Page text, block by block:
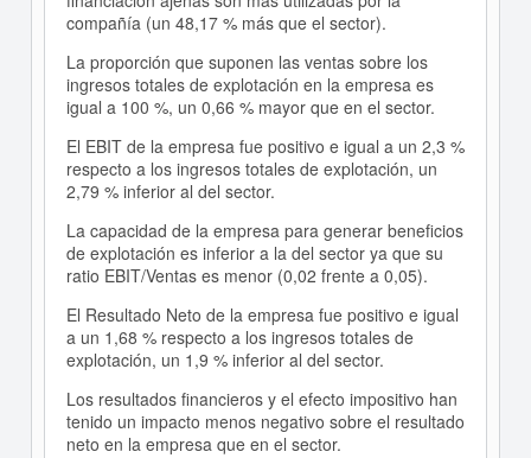
compañía (un 48,17 % más que el sector).
La proporción que suponen las ventas sobre los
ingresos totales de explotación en la empresa es
igual a 100 %, un 0,66 % mayor que en el sector.
El EBIT de la empresa fue positivo e igual a un 2,3 %
respecto a los ingresos totales de explotación, un
2,79 % inferior al del sector.
La capacidad de la empresa para generar beneficios
de explotación es inferior a la del sector ya que su
ratio EBIT/Ventas es menor (0,02 frente a 0,05).
El Resultado Neto de la empresa fue positivo e igual
a un 1,68 % respecto a los ingresos totales de
explotación, un 1,9 % inferior al del sector.
Los resultados financieros y el efecto impositivo han
tenido un impacto menos negativo sobre el resultado
neto en la empresa que en el sector.